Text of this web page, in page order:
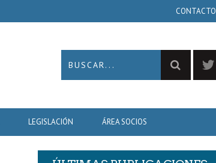
CONTACTO
LEGISLACIÓN ÁREA SOCIOS